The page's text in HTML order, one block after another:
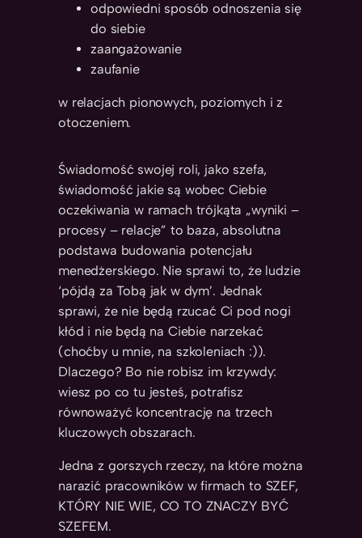
odpowiedni sposób odnoszenia się
do siebie
zaangażowanie
zaufanie
w relacjach pionowych, poziomych i z
otoczeniem.
Świadomość swojej roli, jako szefa,
świadomość jakie są wobec Ciebie
oczekiwania w ramach trójkąta „wyniki –
procesy – relacje” to baza, absolutna
podstawa budowania potencjału
menedżerskiego. Nie sprawi to, że ludzie
‘pójdą za Tobą jak w dym’. Jednak
sprawi, że nie będą rzucać Ci pod nogi
kłód i nie będą na Ciebie narzekać
(choćby u mnie, na szkoleniach :)).
Dlaczego? Bo nie robisz im krzywdy:
wiesz po co tu jesteś, potrafisz
równoważyć koncentrację na trzech
kluczowych obszarach.
Jedna z gorszych rzeczy, na które można
narazić pracowników w firmach to SZEF,
KTÓRY NIE WIE, CO TO ZNACZY BYĆ
SZEFEM.